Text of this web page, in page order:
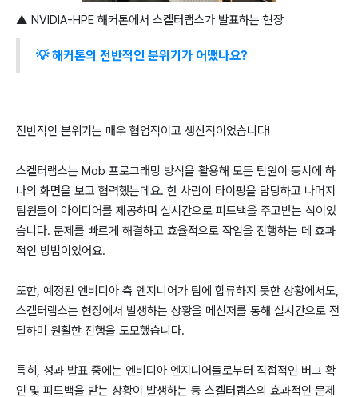
▲ NVIDIA-HPE 해커톤에서 스켈터랩스가 발표하는 현장
💡 해커톤의 전반적인 분위기가 어땠나요?
전반적인 분위기는 매우 협업적이고 생산적이었습니다!
스켈터랩스는 Mob 프로그래밍 방식을 활용해 모든 팀원이 동시에 하
나의 화면을 보고 협력했는데요. 한 사람이 타이핑을 담당하고 나머지
팀원들이 아이디어를 제공하며 실시간으로 피드백을 주고받는 식이었
습니다. 문제를 빠르게 해결하고 효율적으로 작업을 진행하는 데 효과
적인 방법이었어요.
또한, 예정된 엔비디아 측 엔지니어가 팀에 합류하지 못한 상황에서도,
스켈터랩스는 현장에서 발생하는 상황을 메신저를 통해 실시간으로 전
달하며 원활한 진행을 도모했습니다.
특히, 성과 발표 중에는 엔비디아 엔지니어들로부터 직접적인 버그 확
인 및 피드백을 받는 상황이 발생하는 등 스켈터랩스의 효과적인 문제